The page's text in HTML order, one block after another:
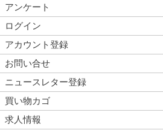
アンケート
ログイン
アカウント登録
お問い合せ
ニュースレター登録
買い物カゴ
求人情報